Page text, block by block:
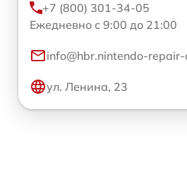
+7 (800) 301-34-05
Ежедневно с 9:00 до 21:00
info@hbr.nintendo-repair-
ул. Ленина, 23